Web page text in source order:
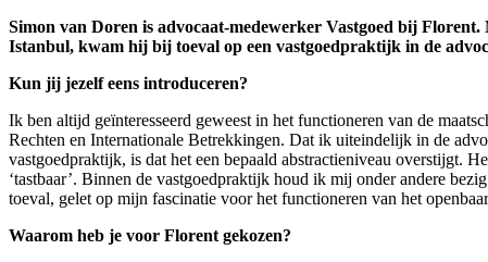
Simon van Doren is advocaat-medewerker Vastgoed bij
Istanbul, kwam hij bij toeval op een vastgoedpraktijk in de
Kun jij jezelf eens introduceren?
Ik ben altijd geïnteresseerd geweest in het functioneren van de
Rechten en Internationale Betrekkingen. Dat ik uiteindelijk in de
vastgoedpraktijk, is dat het een bepaald abstractieniveau overstijgt.
‘tastbaar’. Binnen de vastgoedpraktijk houd ik mij onder andere
toeval, gelet op mijn fascinatie voor het functioneren van het
Waarom heb je voor Florent gekozen?